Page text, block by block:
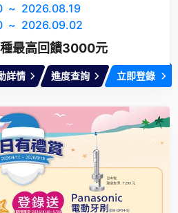
~ 2026.08.19
~ 2026.09.02
最高回饋3000元
詳情 進度查詢 立即登錄